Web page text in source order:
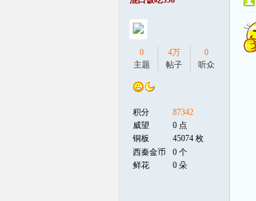
0
主题
4万
帖子
0
听众
积分
87342
威望
0 点
铜板
45074 枚
西秦金币
0 个
鲜花
0 朵